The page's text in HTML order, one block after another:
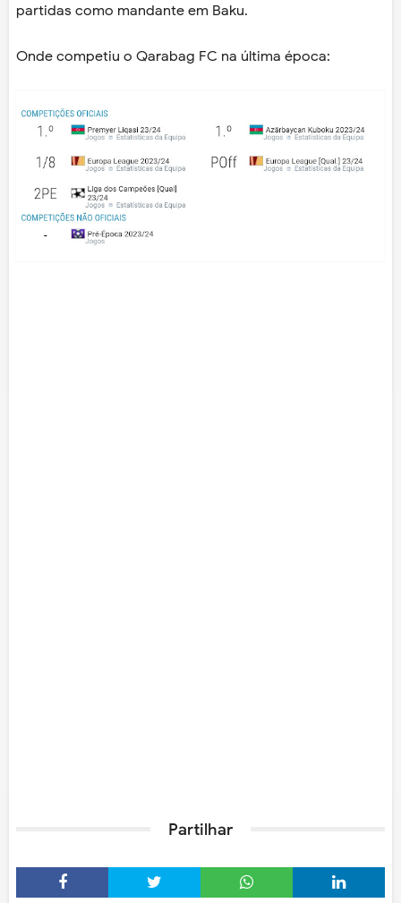
partidas como mandante em Baku.
Onde competiu o Qarabag FC na última época:
Partilhar